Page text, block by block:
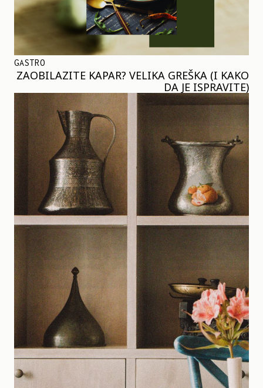
GASTRO
ZAOBILAZITE KAPAR? VELIKA GREŠKA (I KAKO
DA JE ISPRAVITE)